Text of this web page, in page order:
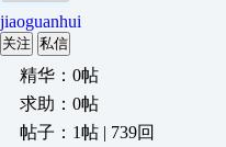
jiaoguanhui
关注 私信
精华：0帖
求助：0帖
帖子：1帖 | 739回